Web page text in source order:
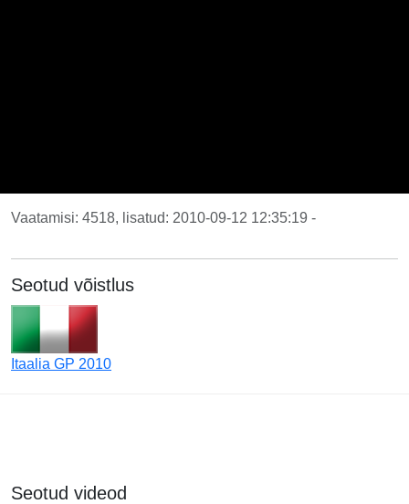
Vaatamisi: 4518, lisatud: 2010-09-12 12:35:19 -
Seotud võistlus
Itaalia GP 2010
Seotud videod